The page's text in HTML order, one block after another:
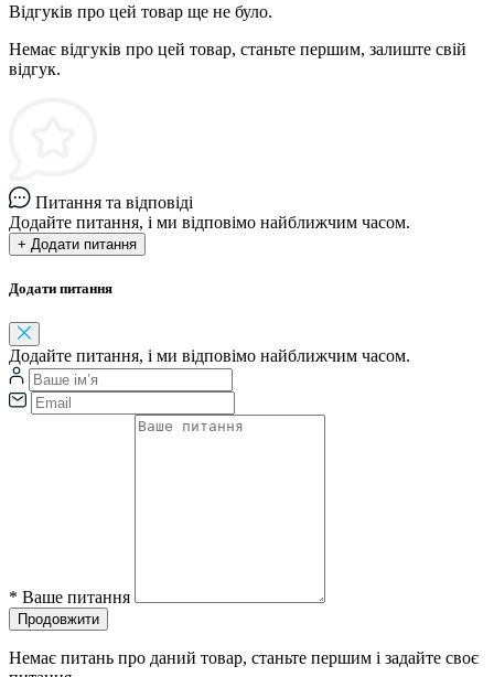
Відгуків про цей товар ще не було.
Немає відгуків про цей товар, станьте першим, залиште свій
відгук.
Питання та відповіді
Додайте питання, і ми відповімо найближчим часом.
+ Додати питання
Додати питання
Додайте питання, і ми відповімо найближчим часом.
* Ваше питання
Продовжити
Немає питань про даний товар, станьте першим і задайте своє